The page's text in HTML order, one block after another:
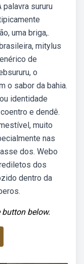
sururu
uma briga,.
mitylus
de
o
o sabor da bahia.
identidade
e dendê.
muito
nas
dos. Webo
dos
dentro da
below.